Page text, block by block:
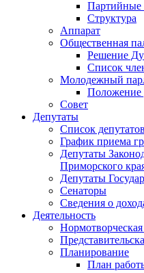
Партийные
Структура
Аппарат
Общественная
Решение
Список
Молодежный
Совет
Депутаты
Список депутатов
График приема
Депутаты
Приморского
Депутаты
Сенаторы
Сведения о
Деятельность
Нормотворческая
Планирование
План